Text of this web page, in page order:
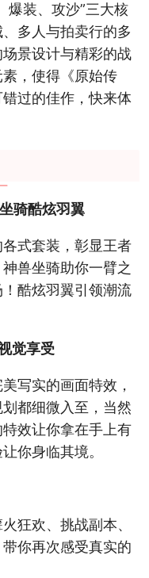
爆装、攻沙”三大核
多人与拍卖行的多
景设计与精彩的战
，使得《原始传
过的佳作，快来体
骑酷炫羽翼
式套装，彰显王者
兽坐骑助你一臂之
酷炫羽翼引领潮流
觉享受
写实的画面特效，
都细微入至，当然
效让你拿在手上有
你身临其境。
狂欢、挑战副本、
你再次感受真实的